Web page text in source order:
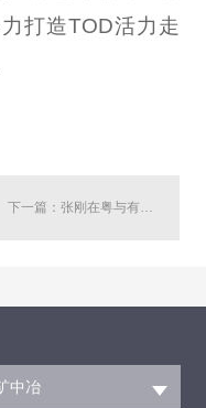
打造TOD活力走
下一篇：张刚在粤与有关地方党委政府国企负责同志举行工作会谈并调研华南公司
中冶